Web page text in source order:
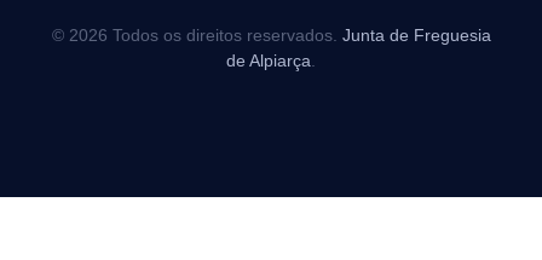
© 2026 Todos os direitos reservados. Junta de Freguesia
de Alpiarça